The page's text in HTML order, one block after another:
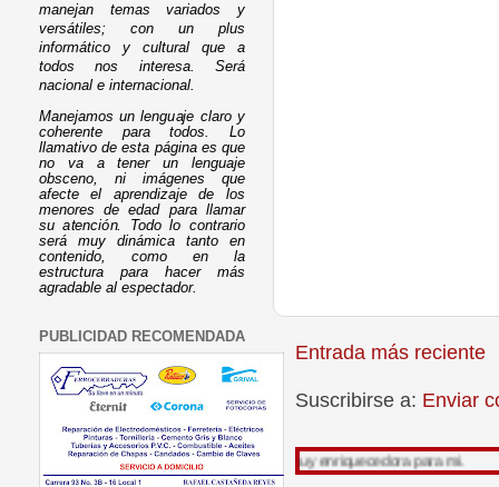
Entrada más reciente
Suscribirse a: Enviar
leer mi trabajo, su opinión es muy enriquecedora para mi.
manejan temas variados y
versátiles; con un plus
informático y cultural que a
todos nos interesa. Será
nacional e internacional.
Manejamos un lenguaje claro y
coherente para todos. Lo
llamativo de esta página es que
no va a tener un lenguaje
obsceno, ni imágenes que
afecte el aprendizaje de los
menores de edad para llamar
su atención. Todo lo contrario
será muy dinámica tanto en
contenido, como en la
estructura para hacer más
agradable al espectador.
PUBLICIDAD RECOMENDADA